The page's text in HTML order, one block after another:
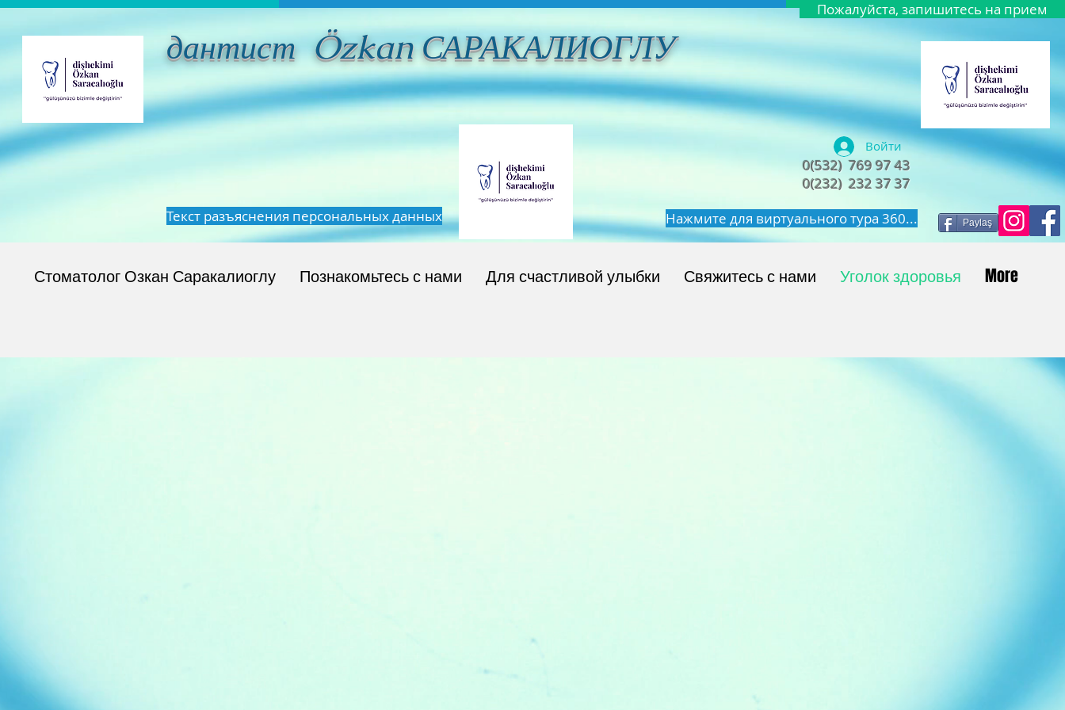
Пожалуйста, запишитесь на прием
дантист Özkan САРАКАЛИОГЛУ
Текст разъяснения персональных данных Нажмите для виртуального тура 360...
0(532) 769 97 43
0(232) 232 37 37
Войти
Paylaş
Стоматолог Озкан Саракалиоглу Познакомьтесь с нами Для счастливой улыбки Свяжитесь с нами Уголок здоровья More